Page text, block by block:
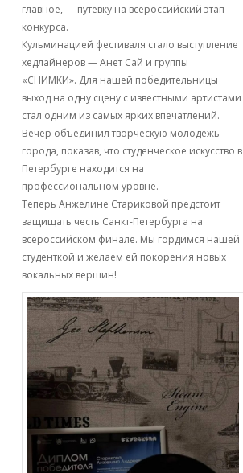
главное, — путевку на всероссийский этап
конкурса.
Кульминацией фестиваля стало выступление
хедлайнеров — Анет Сай и группы
«СНИМКИ». Для нашей победительницы
выход на одну сцену с известными артистами
стал одним из самых ярких впечатлений.
Вечер объединил творческую молодежь
города, показав, что студенческое искусство в
Петербурге находится на
профессиональном уровне.
Теперь Анжелине Стариковой предстоит
защищать честь Санкт-Петербурга на
всероссийском финале. Мы гордимся нашей
студенткой и желаем ей покорения новых
вокальных вершин!